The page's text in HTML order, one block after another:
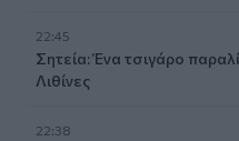
22:45
Σητεία: Ένα τσιγάρο
Λιθίνες
22:38